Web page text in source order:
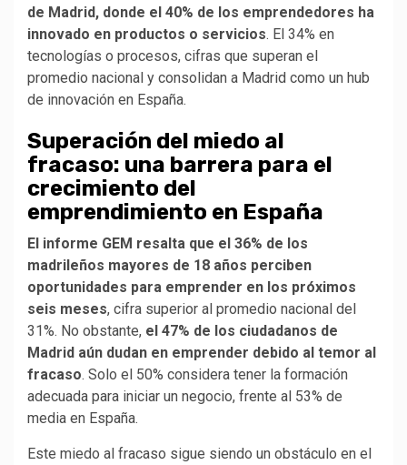
de Madrid, donde el 40% de los emprendedores ha
innovado en productos o servicios. El 34% en
tecnologías o procesos, cifras que superan el
promedio nacional y consolidan a Madrid como un hub
de innovación en España.
Superación del miedo al
fracaso: una barrera para el
crecimiento del
emprendimiento en España
El informe GEM resalta que el 36% de los
madrileños mayores de 18 años perciben
oportunidades para emprender en los próximos
seis meses, cifra superior al promedio nacional del
31%. No obstante, el 47% de los ciudadanos de
Madrid aún dudan en emprender debido al temor al
fracaso. Solo el 50% considera tener la formación
adecuada para iniciar un negocio, frente al 53% de
media en España.
Este miedo al fracaso sigue siendo un obstáculo en el